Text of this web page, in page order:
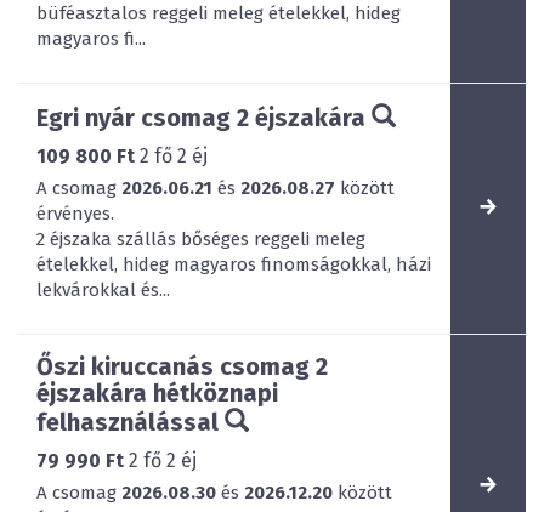
büféasztalos reggeli meleg ételekkel, hideg
magyaros fi...
Egri nyár csomag 2 éjszakára
109 800 Ft 2 fő 2 éj
A csomag 2026.06.21 és 2026.08.27 között
érvényes.
2 éjszaka szállás bőséges reggeli meleg
ételekkel, hideg magyaros finomságokkal, házi
lekvárokkal és...
Őszi kiruccanás csomag 2
éjszakára hétköznapi
felhasználással
79 990 Ft 2 fő 2 éj
A csomag 2026.08.30 és 2026.12.20 között